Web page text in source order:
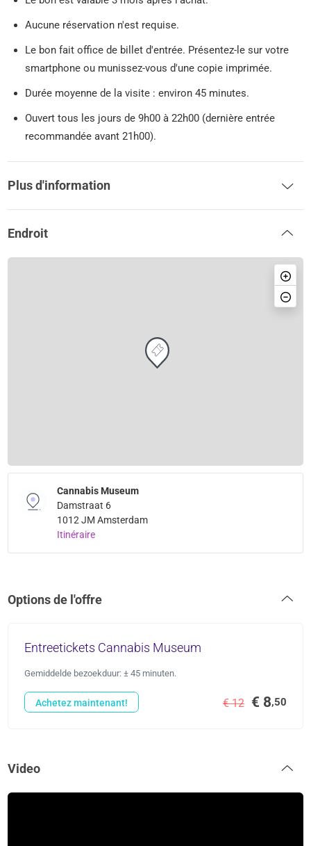
Aucune réservation n'est requise.
Le bon fait office de billet d'entrée. Présentez-le sur votre
smartphone ou munissez-vous d'une copie imprimée.
Durée moyenne de la visite : environ 45 minutes.
Ouvert tous les jours de 9h00 à 22h00 (dernière entrée
recommandée avant 21h00).
Plus d'information
Endroit
Cannabis Museum
Damstraat 6
1012 JM Amsterdam
Itinéraire
Options de l'offre
Entreetickets Cannabis Museum
Gemiddelde bezoekduur: ± 45 minuten.
€ 12 € 8,50
Achetez maintenant!
Video